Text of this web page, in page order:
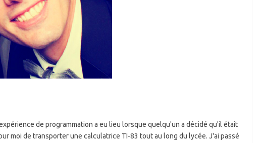
de programmation a eu lieu lorsque quelqu'un a décidé qu'il était
moi de transporter une calculatrice TI-83 tout au long du lycée. J'ai passé